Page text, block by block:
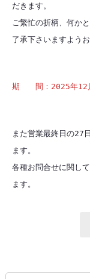
だきます。
ご繁忙の折柄、何か
期　　間：2025年12
また営業最終日の27
ます。
各種お問合せに関して
ます。